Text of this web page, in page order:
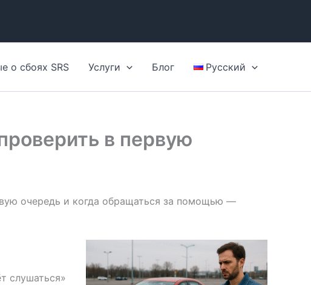
о сбоях SRS Услуги Блог Русский
в первую
очередь и когда обращаться за помощью —
слушаться»